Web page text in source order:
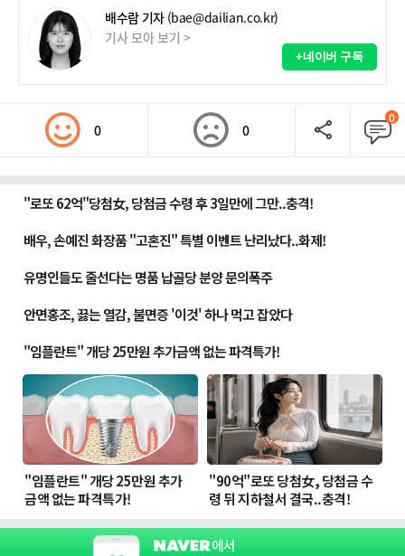
배수람 기자 (bae@dailian.co.kr)
기사 모아 보기 >
+네이버 구독
0 0
0